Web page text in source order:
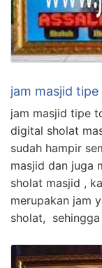
jam masjid
jam masjid tipe
digital sholat
sudah hampir
masjid dan juga
sholat masjid ,
merupakan jam
sholat,